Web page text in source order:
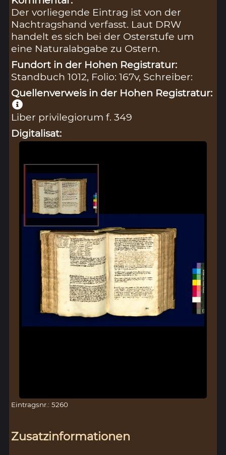
Der vorliegende Eintrag ist von der
Nachtragshand verfasst. Laut DRW
handelt es sich bei der Osterstufe um
eine Naturalabgabe zu Ostern.
Fundort in der Hohen Registratur:
Standbuch 1012, Folio: 167v, Schreiber:
Quellenverweis in der Hohen Registratur:
Liber privilegiorum f. 349
Digitalisat:
Eintragsnr.: 5260
Zusatzinformationen